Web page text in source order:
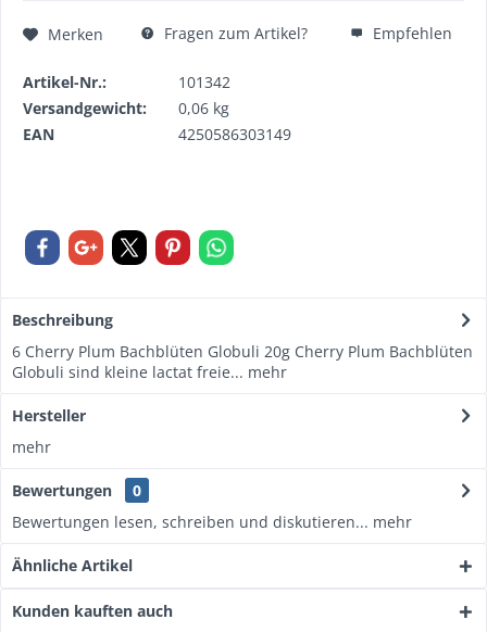
Merken Fragen zum Artikel? Empfehlen
Artikel-Nr.:
101342
Versandgewicht:
0,06 kg
EAN
4250586303149
Beschreibung
6 Cherry Plum Bachblüten Globuli 20g Cherry Plum Bachblüten
Globuli sind kleine lactat freie... mehr
Hersteller
mehr
Bewertungen
0
Bewertungen lesen, schreiben und diskutieren... mehr
Ähnliche Artikel
Kunden kauften auch